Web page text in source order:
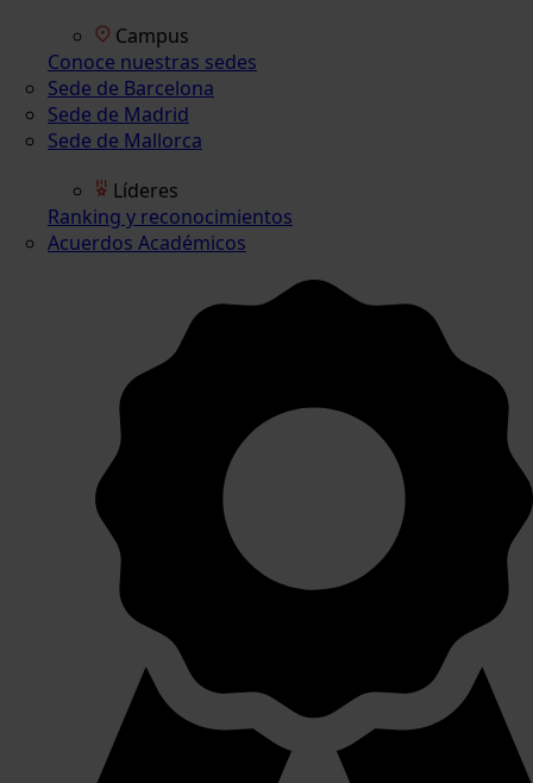
Campus
Conoce nuestras sedes
Sede de Barcelona
Sede de Madrid
Sede de Mallorca
Líderes
Ranking y reconocimientos
Acuerdos Académicos